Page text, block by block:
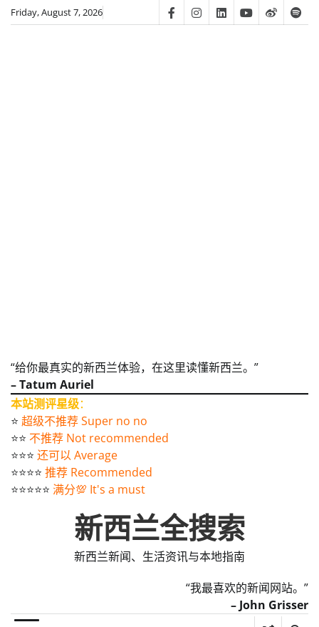
SkipFriday, August 7, 2026 FacebookInstagram
LinkedinYoutube
Weibo
“给你最真实的新西兰体验，在这里读懂新西兰。”
– Tatum Auriel
本站测评星级：
⭐️ 超级不推荐 Super no no
⭐️⭐️ 不推荐 Not recommended
⭐️⭐️⭐️ 还可以 Average
⭐️⭐️⭐️⭐️ 推荐 Recommended
⭐️⭐️⭐️⭐️⭐️ 满分💯 It's a must
新西兰全搜索
新西兰新闻、生活资讯与本地指南
“我最喜欢的新闻网站。”
– John Grisser